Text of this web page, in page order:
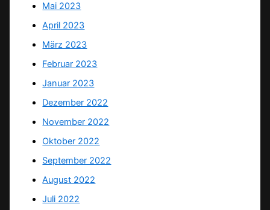
Mai 2023
April 2023
März 2023
Februar 2023
Januar 2023
Dezember 2022
November 2022
Oktober 2022
September 2022
August 2022
Juli 2022